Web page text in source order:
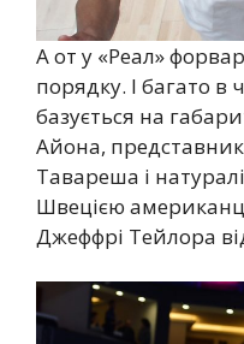
А от у «Реал»
порядку. І багато
базується на
Айона,
Тавареша і
Швецією
Джеффрі Тейлора